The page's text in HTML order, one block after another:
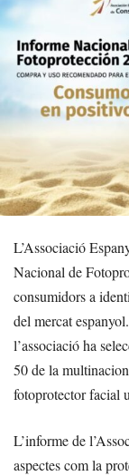
L’Associació
Nacional de
consumidors a
del mercat
l’associació ha
50 de la
fotoprotector facial
L’informe de
aspectes com la